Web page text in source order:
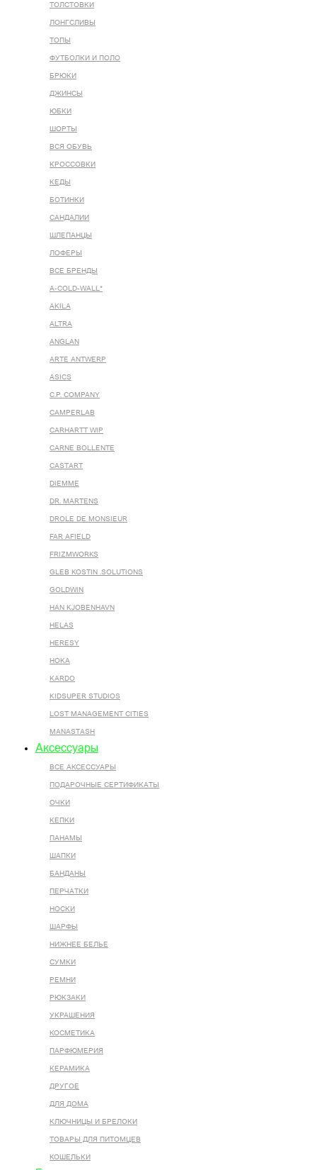
ТОЛСТОВКИ
ЛОНГСЛИВЫ
ТОПЫ
ФУТБОЛКИ И ПОЛО
БРЮКИ
ДЖИНСЫ
ЮБКИ
ШОРТЫ
ВСЯ ОБУВЬ
КРОССОВКИ
КЕДЫ
БОТИНКИ
САНДАЛИИ
ШЛЕПАНЦЫ
ЛОФЕРЫ
ВСЕ БРЕНДЫ
A-COLD-WALL*
AKILA
ALTRA
ANGLAN
ARTE ANTWERP
ASICS
C.P. COMPANY
CAMPERLAB
CARHARTT WIP
CARNE BOLLENTE
CASTART
DIEMME
DR. MARTENS
DROLE DE MONSIEUR
FAR AFIELD
FRIZMWORKS
GLEB KOSTIN .SOLUTIONS
GOLDWIN
HAN KJOBENHAVN
HELAS
HERESY
HOKA
KARDO
KIDSUPER STUDIOS
LOST MANAGEMENT CITIES
MANASTASH
Аксессуары
ВСЕ AКСЕССУАРЫ
ПОДАРОЧНЫЕ СЕРТИФИКАТЫ
ОЧКИ
КЕПКИ
ПАНАМЫ
ШАПКИ
БАНДАНЫ
ПЕРЧАТКИ
НОСКИ
ШАРФЫ
НИЖНЕЕ БЕЛЬЕ
СУМКИ
РЕМНИ
РЮКЗАКИ
УКРАШЕНИЯ
КОСМЕТИКА
ПАРФЮМЕРИЯ
КЕРАМИКА
ДРУГОЕ
ДЛЯ ДОМА
КЛЮЧНИЦЫ И БРЕЛОКИ
ТОВАРЫ ДЛЯ ПИТОМЦЕВ
КОШЕЛЬКИ